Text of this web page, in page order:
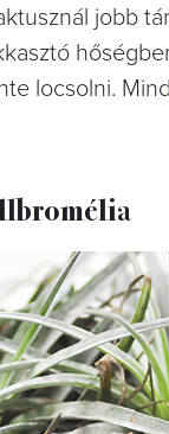
jobb
locsolni.